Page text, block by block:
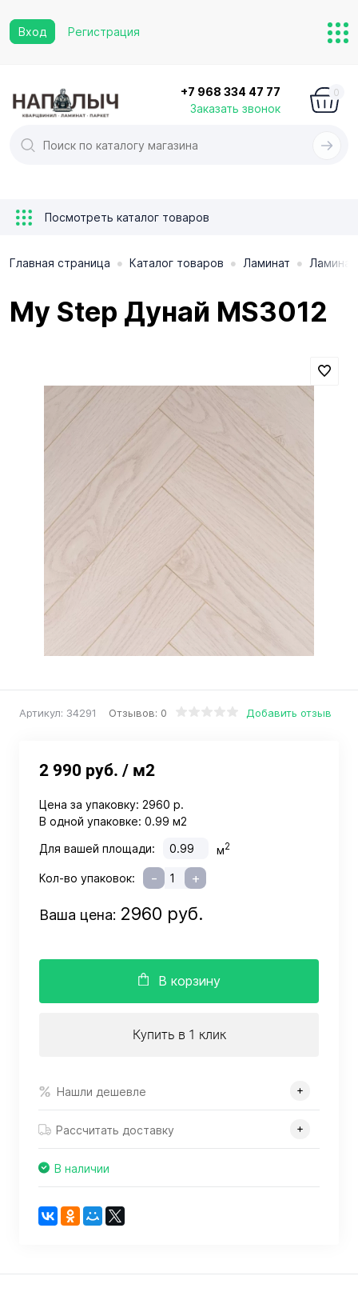
Вход Регистрация
+7 968 334 47 77
Заказать звонок
0
Посмотреть каталог товаров
Главная страница • Каталог товаров • Ламинат •
My Step Дунай MS3012
Отзывов: 0 Добавить отзыв
Артикул: 34291
2 990 руб. / м2
Цена за упаковку: 2960 р.
В одной упаковке: 0.99 м2
Для вашей площади:
м2
Кол-во упаковок: - +
Ваша цена: 2960 руб.
В корзину
Купить в 1 клик
Нашли дешевле
Рассчитать доставку
В наличии